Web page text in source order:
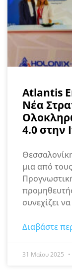
Atlantis
Νέα
4.0 στην
μια από
συνεχίζει
Διαβάστε
31 Μαΐου 2025